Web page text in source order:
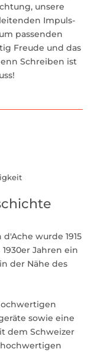
unsere
Impuls-
passenden
Freude und das
Schreiben ist
wurde 1915
Jahren ein
der Nähe des
sowie eine
dem Schweizer